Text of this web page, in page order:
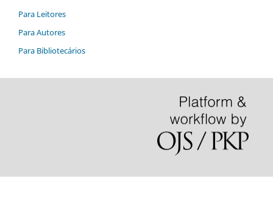
Para Leitores
Para Autores
Para Bibliotecários